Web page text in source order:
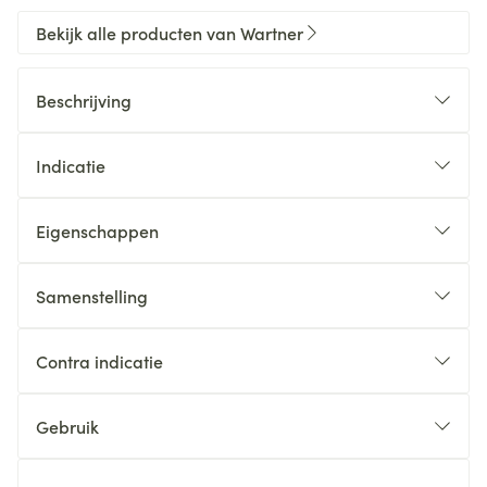
Bekijk alle producten van Wartner
Beschrijving
Indicatie
Eigenschappen
Samenstelling
Contra indicatie
Gebruik